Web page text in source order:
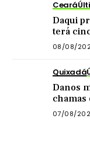
Ceará
Daqui
terá
08/08/
Quixadá
Danos
chamas
Quixadá
07/08/